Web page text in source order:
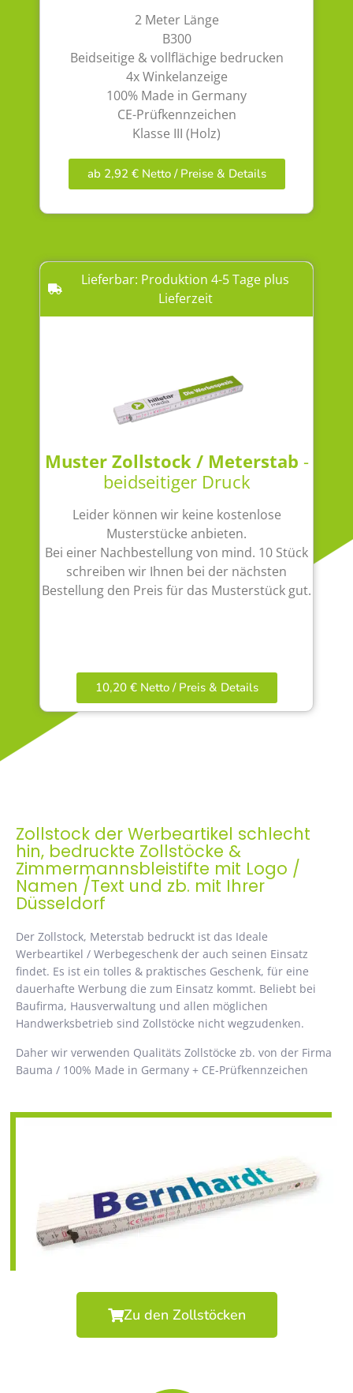
2 Meter Länge
B300
Beidseitige & vollflächige bedrucken
4x Winkelanzeige
100% Made in Germany
CE-Prüfkennzeichen
Klasse III (Holz)
ab 2,92 € Netto / Preise & Details
Lieferbar: Produktion 4-5 Tage plus
Lieferzeit
Muster Zollstock / Meterstab -
beidseitiger Druck
Leider können wir keine kostenlose
Musterstücke anbieten.
Bei einer Nachbestellung von mind. 10 Stück
schreiben wir Ihnen bei der nächsten
Bestellung den Preis für das Musterstück gut.
10,20 € Netto / Preis & Details
Zollstock der Werbeartikel schlecht
hin, bedruckte Zollstöcke &
Zimmermannsbleistifte mit Logo /
Namen /Text und zb. mit Ihrer
Düsseldorf
Der Zollstock, Meterstab bedruckt ist das Ideale
Werbeartikel / Werbegeschenk der auch seinen Einsatz
findet. Es ist ein tolles & praktisches Geschenk, für eine
dauerhafte Werbung die zum Einsatz kommt. Beliebt bei
Baufirma, Hausverwaltung und allen möglichen
Handwerksbetrieb sind Zollstöcke nicht wegzudenken.
Daher wir verwenden Qualitäts Zollstöcke zb. von der Firma
Bauma / 100% Made in Germany + CE-Prüfkennzeichen
Zu den Zollstöcken